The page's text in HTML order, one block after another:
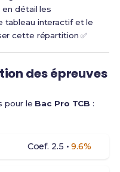
détail les
tableau interactif et le
cette répartition ✅
des épreuves
pour le Bac Pro TCB :
Coef. 2.5 •9.6%